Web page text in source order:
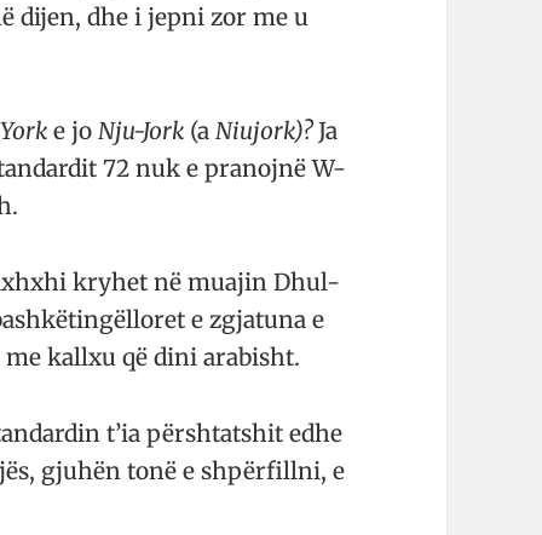
dijen, dhe i jepni zor me u
e joNju-Jork (aNiujork)?Ja
72 nuk e pranojnë W-
kryhet në muajin Dhul-
e zgjatuna e
kallxu që dini arabisht.
t’ia përshtatshit edhe
gjuhën tonë e shpërfillni, e